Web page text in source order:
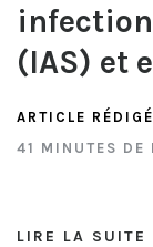
(IAS) et
ARTICLE
41 MINUTES DE
LIRE LA SUITE